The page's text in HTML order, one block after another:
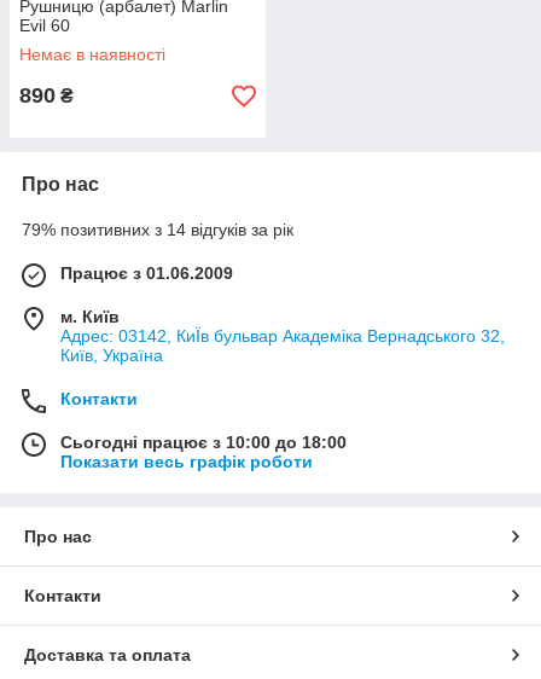
Рушницю (арбалет) Marlin
Evil 60
Немає в наявності
890 ₴
Про нас
79% позитивних з 14 відгуків за рік
Працює з 01.06.2009
м. Київ
Адрес: 03142, КиЇв бульвар Академіка Вернадського 32,
Київ, Україна
Контакти
Сьогодні працює з 10:00 до 18:00
Показати весь графік роботи
Про нас
Контакти
Доставка та оплата